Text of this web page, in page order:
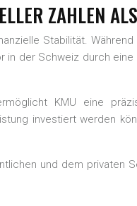
ZAHLEN
Stabilität.
der Schweiz durch
KMU eine
investiert werden
und dem privaten